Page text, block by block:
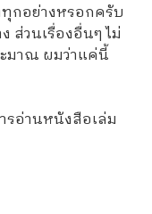
ทุกอย่างหรอกครับ
ส่วนเรื่องอื่นๆ ไม่
มาณ ผมว่าแค่นี้
รอ่านหนังสือเล่ม